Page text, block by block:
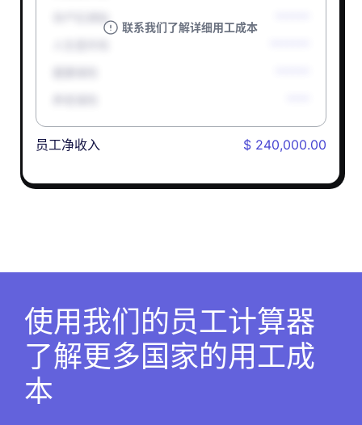
联系我们了解详细用工成本
孕产妇津贴
员工净收入 $ 240,000.00
使用我们的员工计算器
了解更多国家的用工成
本